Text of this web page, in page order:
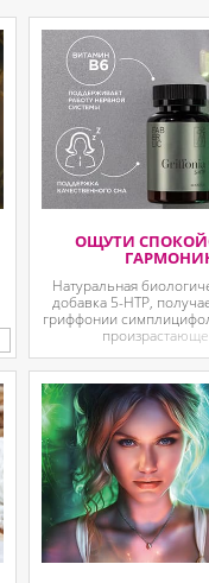
ОЩУТИ
Натуральная
добавка 5-HTP,
гриффонии